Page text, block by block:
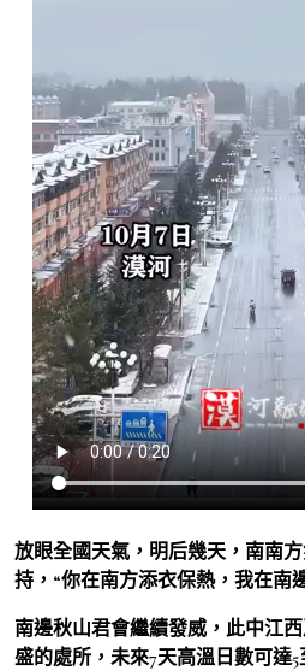
放眼全國天氣，明后幾天，南南
持，“你在南方添衣保熱，我在南
南邊秋山君會繼續發威，此中江
盛的處所，未來7天高溫日數可達